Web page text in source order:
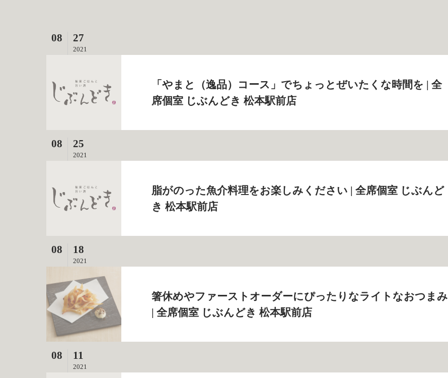
08 27
2021
「やまと（逸品）コース」でちょっとぜいたくな時間を | 全
席個室 じぶんどき 松本駅前店
08 25
2021
脂がのった魚介料理をお楽しみください | 全席個室 じぶんど
き 松本駅前店
08 18
2021
箸休めやファーストオーダーにぴったりなライトなおつまみ
| 全席個室 じぶんどき 松本駅前店
08 11
2021